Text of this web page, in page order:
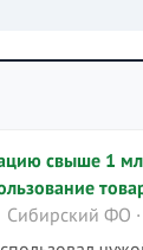
свыше 1
Сибирский ФО